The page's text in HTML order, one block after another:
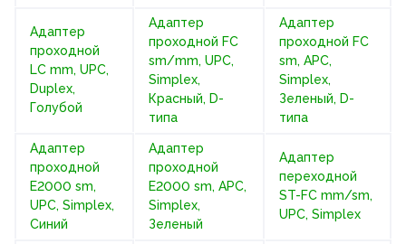
Адаптер
проходной
LC mm, UPC,
Duplex,
Голубой
Адаптер
проходной FC
sm/mm, UPC,
Simplex,
Красный, D-
типа
Адаптер
проходной FC
sm, APC,
Simplex,
Зеленый, D-
типа
Адаптер
проходной
E2000 sm,
UPC, Simplex,
Синий
Адаптер
проходной
E2000 sm, APC,
Simplex,
Зеленый
Адаптер
переходной
ST-FC mm/sm,
UPC, Simplex